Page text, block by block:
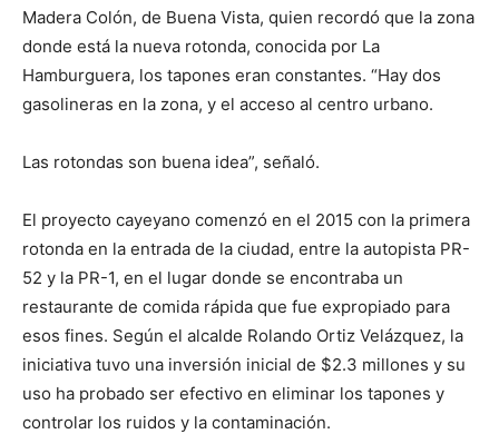
Madera Colón, de Buena Vista, quien recordó que la zona
donde está la nueva rotonda, conocida por La
Hamburguera, los tapones eran constantes. “Hay dos
gasolineras en la zona, y el acceso al centro urbano.
Las rotondas son buena idea”, señaló.
El proyecto cayeyano comenzó en el 2015 con la primera
rotonda en la entrada de la ciudad, entre la autopista PR-
52 y la PR-1, en el lugar donde se encontraba un
restaurante de comida rápida que fue expropiado para
esos fines. Según el alcalde Rolando Ortiz Velázquez, la
iniciativa tuvo una inversión inicial de $2.3 millones y su
uso ha probado ser efectivo en eliminar los tapones y
controlar los ruidos y la contaminación.